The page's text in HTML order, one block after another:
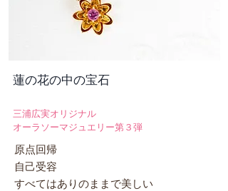
​蓮の花の中の宝石
​三浦広実オリジナル
オーラソーマジュエリー第３弾
原点回帰
自己受容
​すべてはありのままで美しい